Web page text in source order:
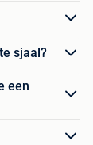
sjaal?
een